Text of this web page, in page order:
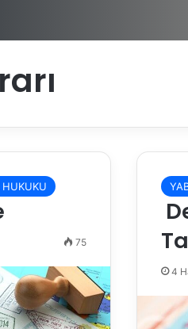
HUKUKU
75
4